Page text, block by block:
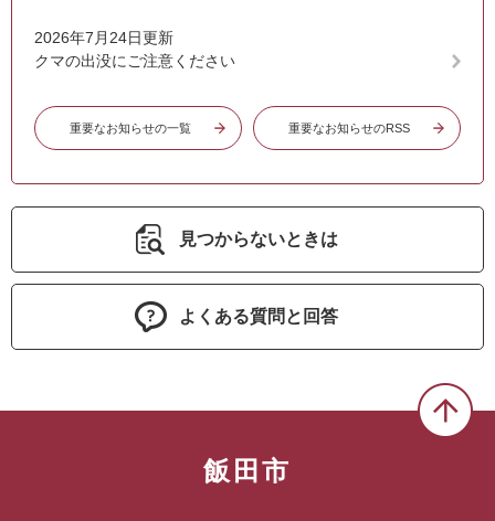
2026年7月24日更新
クマの出没にご注意ください
重要なお知らせの一覧 重要なお知らせのRSS
見つからないときは
よくある質問と回答
飯田市